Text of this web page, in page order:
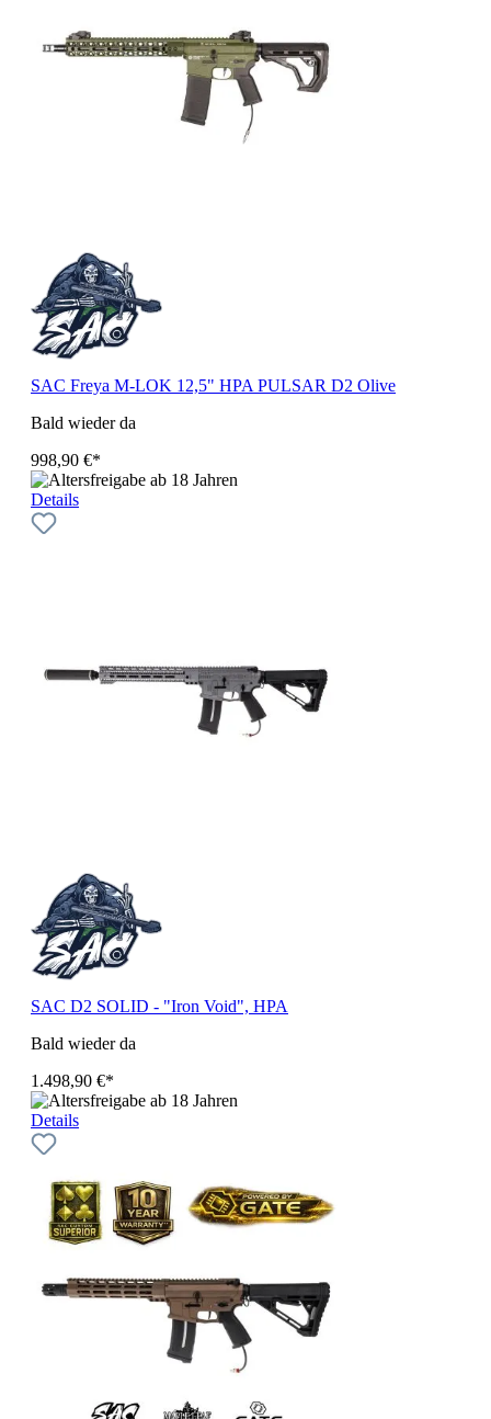
SAC Freya M-LOK 12,5" HPA PULSAR D2 Olive
Bald wieder da
998,90 €*
Details
SAC D2 SOLID - "Iron Void", HPA
Bald wieder da
1.498,90 €*
Details